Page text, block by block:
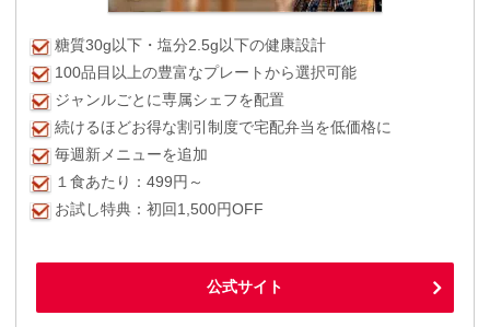
糖質30g以下・塩分2.5g以下の健康設計
100品目以上の豊富なプレートから選択可能
ジャンルごとに専属シェフを配置
続けるほどお得な割引制度で宅配弁当を低価格に
毎週新メニューを追加
１食あたり：499円～
お試し特典：初回1,500円OFF
公式サイト